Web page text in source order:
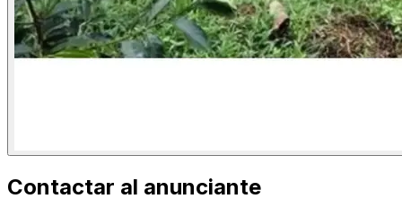
Contactar al anunciante